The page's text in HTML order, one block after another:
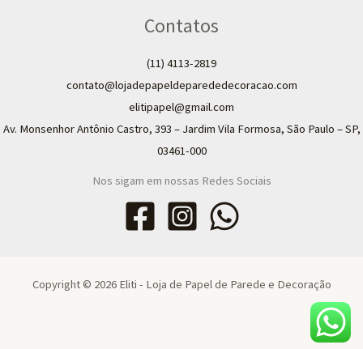
Contatos
(11) 4113-2819
contato@lojadepapeldeparededecoracao.com
elitipapel@gmail.com​
Av. Monsenhor Antônio Castro, 393 – Jardim Vila Formosa, São Paulo – SP,
03461-000
Nos sigam em nossas Redes Sociais
Copyright © 2026 Eliti - Loja de Papel de Parede e Decoração